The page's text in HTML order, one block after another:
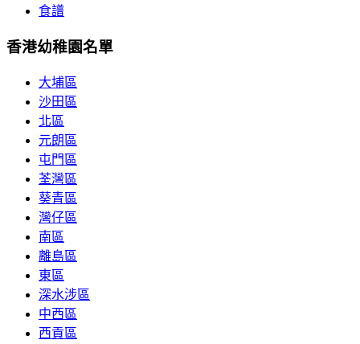
食譜
香港幼稚園名單
大埔區
沙田區
北區
元朗區
屯門區
荃灣區
葵青區
灣仔區
南區
離島區
東區
深水涉區
中西區
西貢區